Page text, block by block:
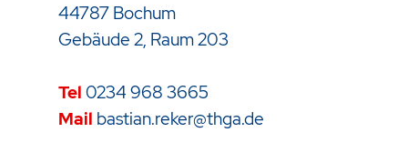
44787 Bochum
Gebäude 2, Raum 203
Tel 0234 968 3665
Mail bastian.reker@thga.de